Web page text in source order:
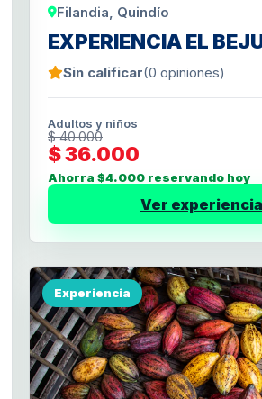
Filandia, Quindío
EXPERIENCIA EL
Sin calificar(0 opiniones)
Adultos y niños
$ 40.000
$ 36.000
Ahorra $4.000 reservando hoy
Ver experiencia
Experiencia